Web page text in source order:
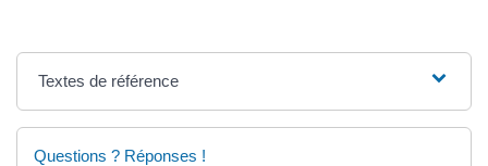
Textes de référence
Questions ? Réponses !